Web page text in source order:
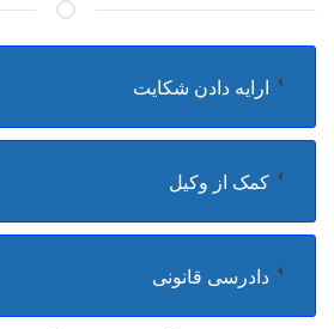
ارایه دادن شکایت
کمک از وکیل
دادرسی قانونی